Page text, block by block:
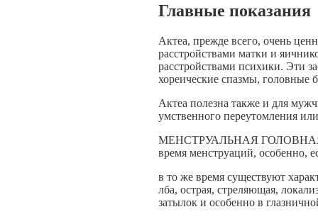
Главные показания
Актеа, прежде всего, очень
расстройствами матки и
расстройствами психики. Эти
хореические спазмы, головные
Актеа полезна также и для
умственного переутомления
МЕНСТРУАЛЬНАЯ ГОЛОВНАЯ
время менструаций, особенно,
в то же время существуют
лба, острая, стреляющая,
затылок и особенно в